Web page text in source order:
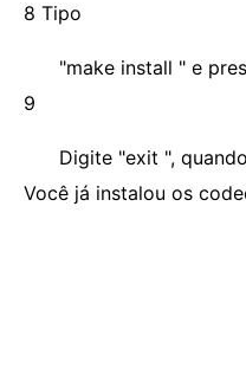
8 Tipo
"make install " e
9
Digite "exit ",
Você já instalou os